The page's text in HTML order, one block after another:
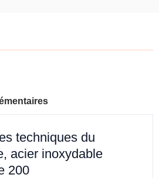
techniques du
acier inoxydable
200